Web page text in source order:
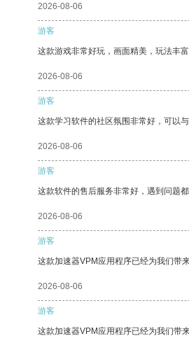
2026-08-06
游客
这款游戏非常好玩，画面精美，玩法丰富
2026-08-06
游客
这款学习软件的社区氛围非常好，可以
2026-08-06
游客
这款软件的售后服务非常好，遇到问题都
2026-08-06
游客
这款加速器VPM应用程序已经为我们带
2026-08-06
游客
这款加速器VPM应用程序已经为我们带